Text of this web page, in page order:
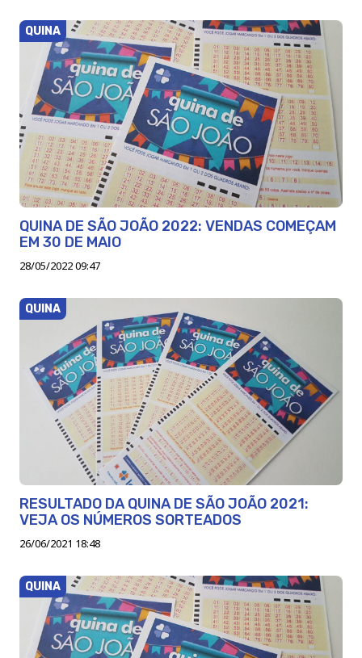
QUINA
QUINA DE SÃO JOÃO 2022: VENDAS COMEÇAM
EM 30 DE MAIO
28/05/2022 09:47
QUINA
RESULTADO DA QUINA DE SÃO JOÃO 2021:
VEJA OS NÚMEROS SORTEADOS
26/06/2021 18:48
QUINA